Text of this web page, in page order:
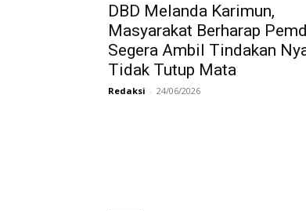
DBD Melanda Karimun,
Masyarakat Berharap
Segera Ambil Tindakan
Tidak Tutup Mata
Redaksi - 24/06/2026